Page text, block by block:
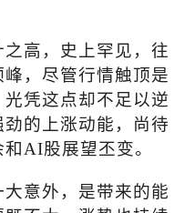
高，史上罕见，往
，尽管行情触顶是
凭这点却不足以逆
的上涨动能，尚待
AI股展望丕变。
意外，是带来的能